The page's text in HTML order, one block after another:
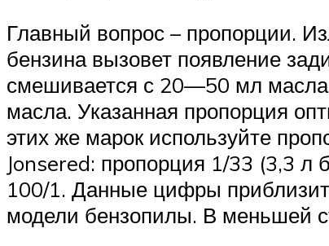
Главный вопрос – пропорции.
бензина вызовет появление
смешивается с 20—50 мл
масла. Указанная пропорция
этих же марок используйте
Jonsered: пропорция 1/33 (3,3 л
100/1. Данные цифры
модели бензопилы. В меньшей